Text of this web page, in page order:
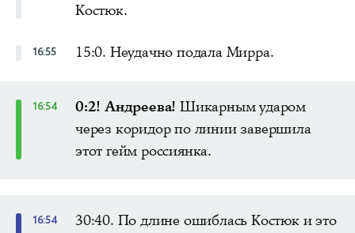
Костюк.
16:55 15:0. Неудачно подала Мирра.
16:54 0:2! Андреева! Шикарным ударом
через коридор по линии завершила
этот гейм россиянка.
16:54
30:40. По длине ошиблась Костюк и это